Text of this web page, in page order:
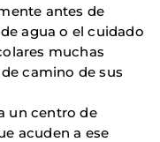
antes de
agua o el cuidado
muchas
camino de sus
un centro de
acuden a ese